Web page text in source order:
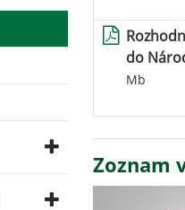
do
Mb
Zoznam